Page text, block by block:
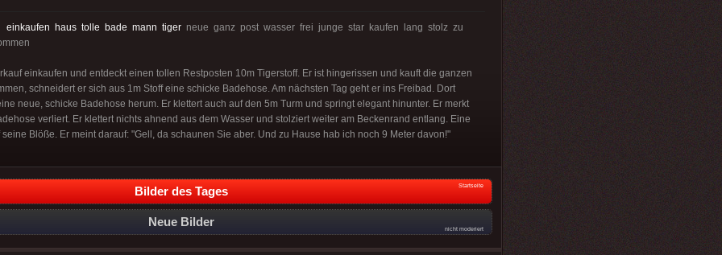
einkaufen haus tolle bade mann tiger neue ganz post wasser frei junge star kaufen lang stolz zu
einkaufen und entdeckt einen tollen Restposten 10m Tigerstoff. Er ist hingerissen und kauft die ganzen
schneidert er sich aus 1m Stoff eine schicke Badehose. Am nächsten Tag geht er ins Freibad. Dort
neue, schicke Badehose herum. Er klettert auch auf den 5m Turm und springt elegant hinunter. Er merkt
verliert. Er klettert nichts ahnend aus dem Wasser und stolziert weiter am Beckenrand entlang. Eine
Blöße. Er meint darauf: "Gell, da schaunen Sie aber. Und zu Hause hab ich noch 9 Meter davon!"
Bilder des Tages Startseite
Neue Bilder
nicht moderiert